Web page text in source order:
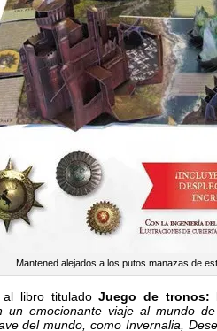
Mantened alejados a los putos manazas de
al libro tituladoJuego de tronos:
un emocionante viaje al mundo
del mundo, como Invernalia,